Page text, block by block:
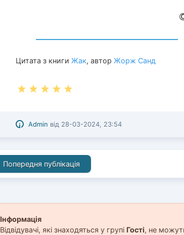
Цитата з книги Жак, автор Жорж Санд
Admin від 28-03-2024, 23:54
Попередня публікація
Інформація
Відвідувачі, які знаходяться у групі Гості, не